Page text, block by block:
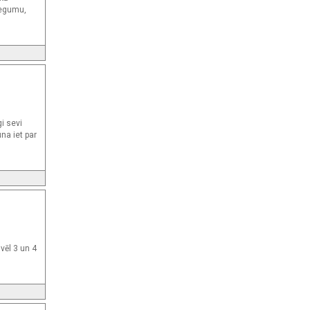
sevi
iet par
3 un 4